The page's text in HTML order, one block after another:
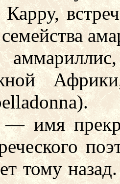
имя
тому